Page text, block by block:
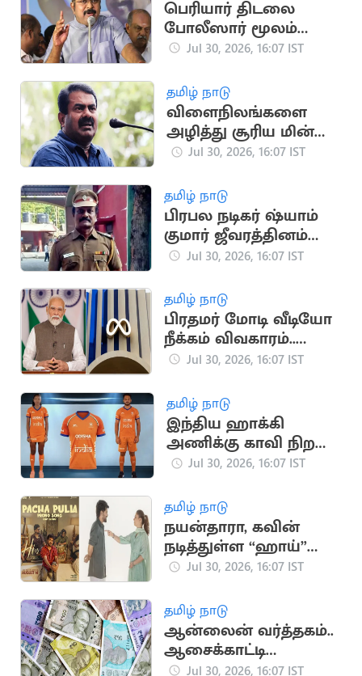
பெரியார் திடலை
போலீஸார் மூலம்
முடக்குவதா? - டிடிவி
Jul 30, 2026, 16:07 IST
தமிழ் நாடு
விளைநிலங்களை
அழித்து சூரிய மின்
உற்பத்தி.. சீமான்
Jul 30, 2026, 16:07 IST
தமிழ் நாடு
பிரபல நடிகர் ஷ்யாம்
குமார் ஜீவரத்தினம்
காலமானார்
Jul 30, 2026, 16:07 IST
தமிழ் நாடு
பிரதமர் மோடி வீடியோ
நீக்கம் விவகாரம்..
மெட்டாவுக்கு மீண்டும்
Jul 30, 2026, 16:07 IST
தமிழ் நாடு
இந்திய ஹாக்கி
அணிக்கு காவி நிற
ஜெர்சி
Jul 30, 2026, 16:07 IST
தமிழ் நாடு
நயன்தாரா, கவின்
நடித்துள்ள “ஹாய்”
படத்தின் 3வது
வெளியீடு
Jul 30, 2026, 16:07 IST
தமிழ் நாடு
ஆன்லைன் வர்த்தகம்..
ஆசைக்காட்டி
ஆசிரியரிடம் ரூ.57
Jul 30, 2026, 16:07 IST